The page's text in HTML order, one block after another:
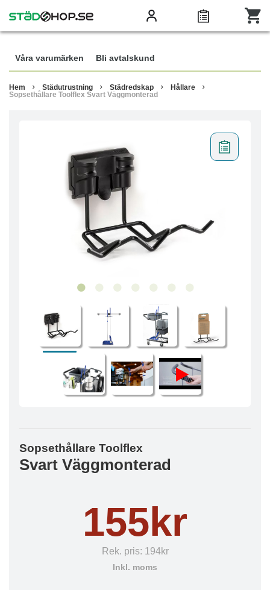
Våra varumärken Bli avtalskund
Hem Städutrustning Städredskap
Hållare
Sopsethållare Toolflex Svart Väggmonterad
Sopsethållare Toolflex
Svart Väggmonterad
155kr
Rek. pris: 194kr
Inkl. moms